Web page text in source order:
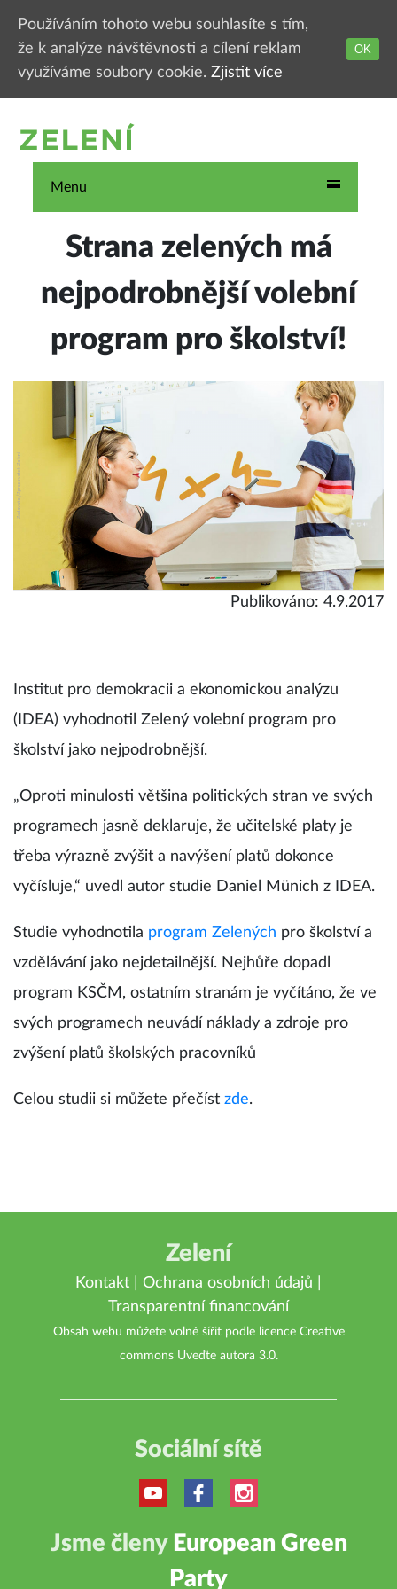
Menu
Strana zelených má
nejpodrobnější volební
program pro školství!
Publikováno: 4.9.2017
Institut pro demokracii a ekonomickou analýzu
(IDEA) vyhodnotil Zelený volební program pro
školství jako nejpodrobnější.
„Oproti minulosti většina politických stran ve svých
programech jasně deklaruje, že učitelské platy je
třeba výrazně zvýšit a navýšení platů dokonce
vyčísluje,“ uvedl autor studie Daniel Münich z IDEA.
Studie vyhodnotila program Zelených pro školství a
vzdělávání jako nejdetailnější. Nejhůře dopadl
program KSČM, ostatním stranám je vyčítáno, že ve
svých programech neuvádí náklady a zdroje pro
zvýšení platů školských pracovníků
Celou studii si můžete přečíst zde.
Zelení
Kontakt Ochrana osobních údajů
Transparentní financování
Obsah webu můžete volně šířit podle licence Creative
commons Uveďte autora 3.0.
Sociální sítě
Jsme členy European Green
Party
Používáním tohoto webu souhlasíte s tím,
že k analýze návštěvnosti a cílení reklam
využíváme soubory cookie. Zjistit více
OK